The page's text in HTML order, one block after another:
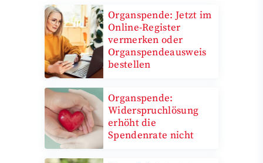
Organspende: Jetzt im
Online-Register
vermerken oder
Organspendeausweis
bestellen
Organspende:
Widerspruchlösung
erhöht die
Spendenrate nicht